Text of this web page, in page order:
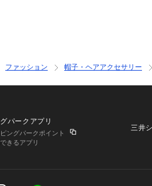
ファッション 帽子・ヘアアクセサリー
パークアプリ
ングパークポイント
きるアプリ
三井